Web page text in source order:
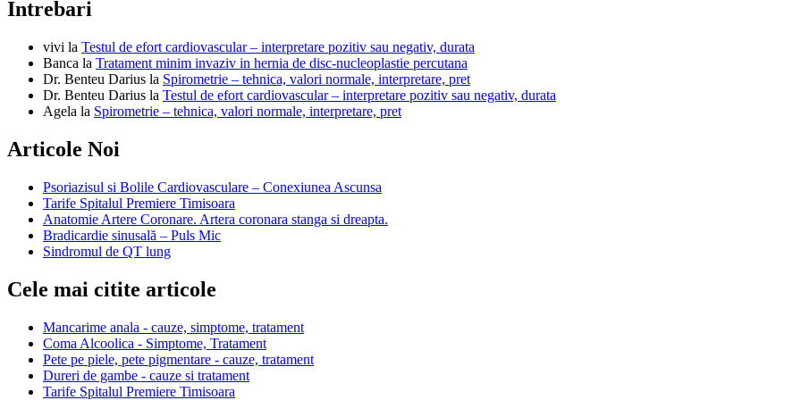
Intrebari
vivi la Testul de efort cardiovascular – interpretare pozitiv sau negativ, durata
Banca la Tratament minim invaziv in hernia de disc-nucleoplastie percutana
Dr. Benteu Darius la Spirometrie – tehnica, valori normale, interpretare, pret
Dr. Benteu Darius la Testul de efort cardiovascular – interpretare pozitiv sau negativ, durata
Agela la Spirometrie – tehnica, valori normale, interpretare, pret
Articole Noi
Psoriazisul si Bolile Cardiovasculare – Conexiunea Ascunsa
Tarife Spitalul Premiere Timisoara
Anatomie Artere Coronare. Artera coronara stanga si dreapta.
Bradicardie sinusală – Puls Mic
Sindromul de QT lung
Cele mai citite articole
Mancarime anala - cauze, simptome, tratament
Coma Alcoolica - Simptome, Tratament
Pete pe piele, pete pigmentare - cauze, tratament
Dureri de gambe - cauze si tratament
Tarife Spitalul Premiere Timisoara